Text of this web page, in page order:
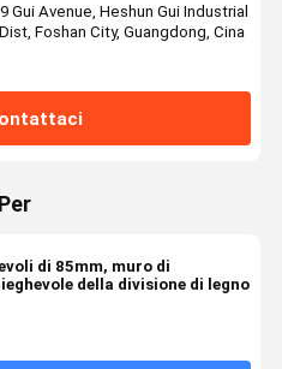
Gui Avenue, Heshun Gui Industrial
Foshan City, Guangdong, Cina
di 85mm, muro di
della divisione di legno